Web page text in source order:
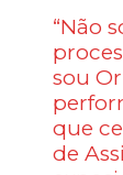
“Não
sou
que
de